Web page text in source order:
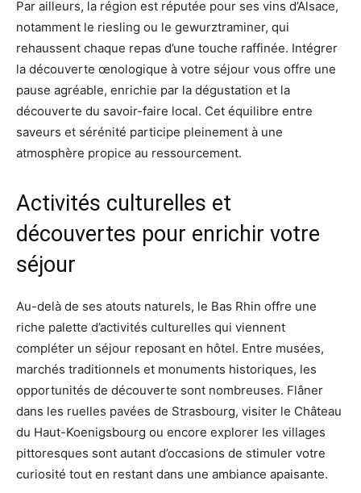
Par ailleurs, la région est réputée pour ses vins d’Alsace,
notamment le riesling ou le gewurztraminer, qui
rehaussent chaque repas d’une touche raffinée. Intégrer
la découverte œnologique à votre séjour vous offre une
pause agréable, enrichie par la dégustation et la
découverte du savoir-faire local. Cet équilibre entre
saveurs et sérénité participe pleinement à une
atmosphère propice au ressourcement.
Activités culturelles et
découvertes pour enrichir votre
séjour
Au-delà de ses atouts naturels, le Bas Rhin offre une
riche palette d’activités culturelles qui viennent
compléter un séjour reposant en hôtel. Entre musées,
marchés traditionnels et monuments historiques, les
opportunités de découverte sont nombreuses. Flâner
dans les ruelles pavées de Strasbourg, visiter le Château
du Haut-Koenigsbourg ou encore explorer les villages
pittoresques sont autant d’occasions de stimuler votre
curiosité tout en restant dans une ambiance apaisante.